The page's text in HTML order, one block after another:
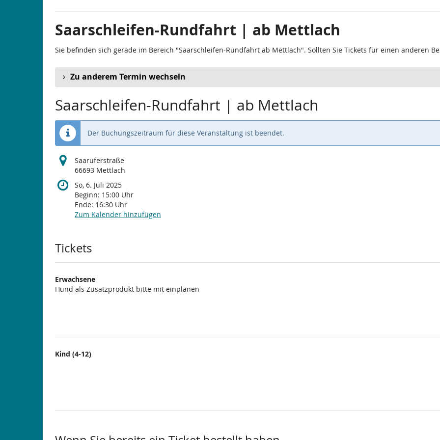
Saarschleifen-Rundfahrt | ab Mettlach
Sie befinden sich gerade im Bereich "Saarschleifen-Rundfahrt ab Mettlach". Sollten Sie Tickets für einen anderen
Zu anderem Termin wechseln
Saarschleifen-Rundfahrt | ab Mettlach
Der Buchungszeitraum für diese Veranstaltung ist beendet.
Saaruferstraße
66693 Mettlach
So, 6. Juli 2025
Beginn: 15:00 Uhr
Ende: 16:30 Uhr
Zum Kalender hinzufügen
Produkte
Tickets
Erwachsene
Hund als Zusatzprodukt bitte mit einplanen
Kind (4-12)